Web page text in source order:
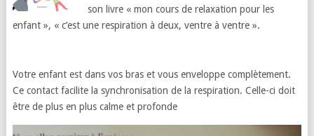
son livre « mon cours de relaxation pour les
enfant », « c’est une respiration à deux, ventre à ventre ».
Votre enfant est dans vos bras et vous enveloppe complètement.
Ce contact facilite la synchronisation de la respiration. Celle-ci doit
être de plus en plus calme et profonde